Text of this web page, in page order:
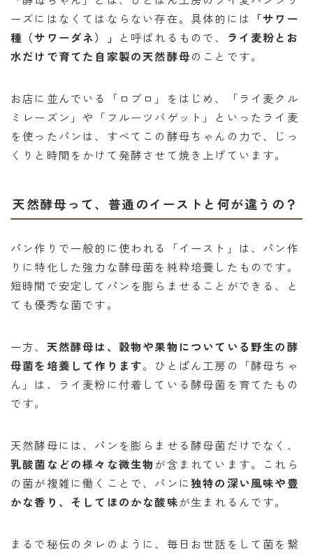
ーズにはなくてはならない存在。具体的には 「サワー
種（サワーダネ）」
と呼ばれるもので、
ライ麦粉とお
水だけで育てた自家製の天然酵母のことです。
お店に並んでいる「ロブロ」をはじめ、「ライ麦クル
ミレーズン」や「フルーツバゲット」といったライ麦
を使ったパンは、すべてこの酵母ちゃんの力で、じっ
くりと時間をかけて発酵させて焼き上げています。
天然酵母って、普通のイーストと何が違うの？
パン作りで一般的に使われる「イースト」は、パン作
りに特化した強力な酵母菌を純粋培養したものです。
短時間で安定してパンを膨らませることができる、と
ても優秀な菌です。
一方、 天然酵母は、穀物や果物についている野生の酵
母菌を培養して作ります。ひとぱん工房の「酵母ちゃ
ん」は、ライ麦粉に付着している酵母菌を育てたもの
です。
天然酵母には、パンを膨らませる酵母菌だけでなく、
乳酸菌などの様々な微生物が含まれています。これら
の菌が複雑に働くことで、パンに独特の深い風味や豊
かな香り、そしてほのかな酸味が生まれるんです。
まるで秘伝のタレのように、毎日お世話をして菌を繋